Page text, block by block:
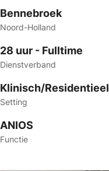
Bennebroek
Noord-Holland
28 uur - Fulltime
Dienstverband
Klinisch/Residentieel
Setting
ANIOS
Functie